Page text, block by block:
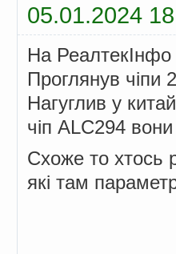
05.01.2024
На РеалтекІнфо
Проглянув чіпи
Нагуглив у
чіп ALC294
Схоже то хтось
які там